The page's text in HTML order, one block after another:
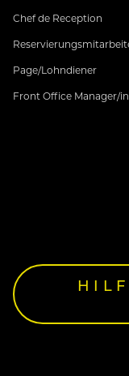
Chef de Reception
Page/Lohndiener
Front Office Manager/in